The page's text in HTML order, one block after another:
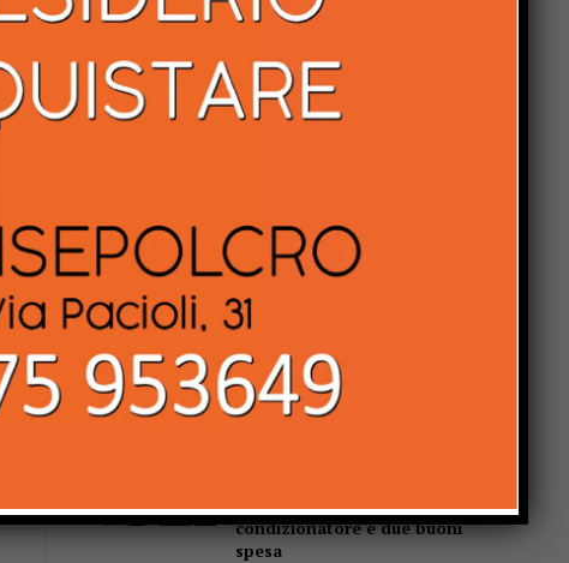
Cultura, Marchetti (Lega):
“Dal Governo oltre 13 milioni
di euro per Gubbio, Assisi e
Piediluco”
Chianina torna in gara: al
parco Langer la sfida di 30
giganti bianchi
cuore: il Soroptimist dona un
condizionatore e due buoni
spesa